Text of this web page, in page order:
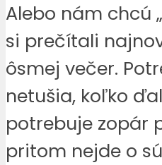
Alebo nám chcú
si prečítali
ôsmej večer.
netušia, koľko
potrebuje zopár
pritom nejde o